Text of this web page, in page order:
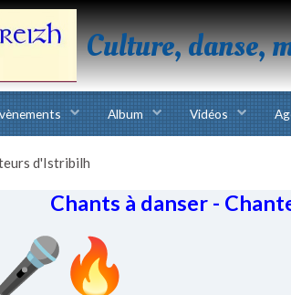
Culture, danse,
Album Vidéos
d'Istribilh
Chants à danser -